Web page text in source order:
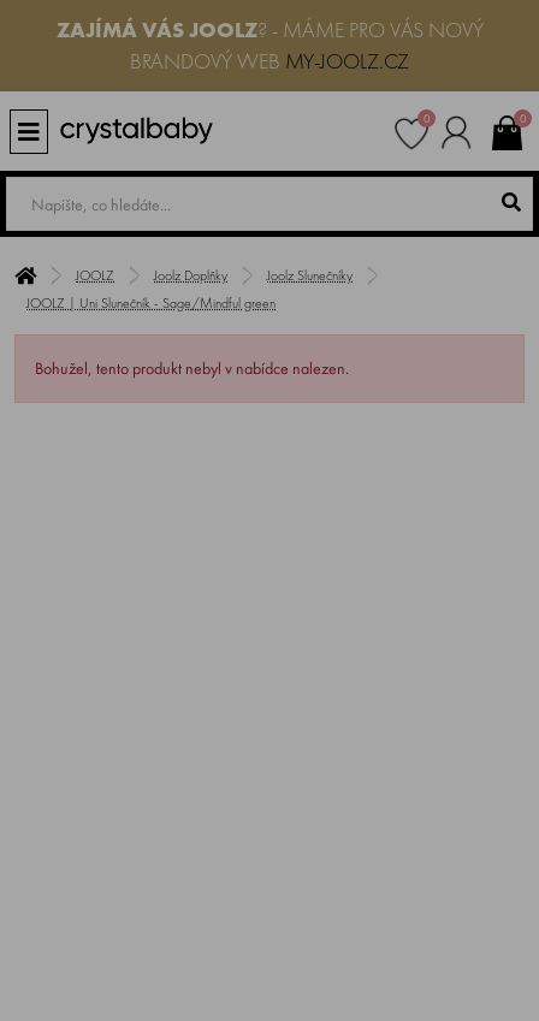
ZAJÍMÁ VÁS JOOLZ? - MÁME PRO VÁS NOVÝ
BRANDOVÝ WEB MY-JOOLZ.CZ
0 0
JOOLZ Joolz Doplňky
Joolz Slunečníky
JOOLZ | Uni Slunečník - Sage/Mindful green
Bohužel, tento produkt nebyl v nabídce nalezen.